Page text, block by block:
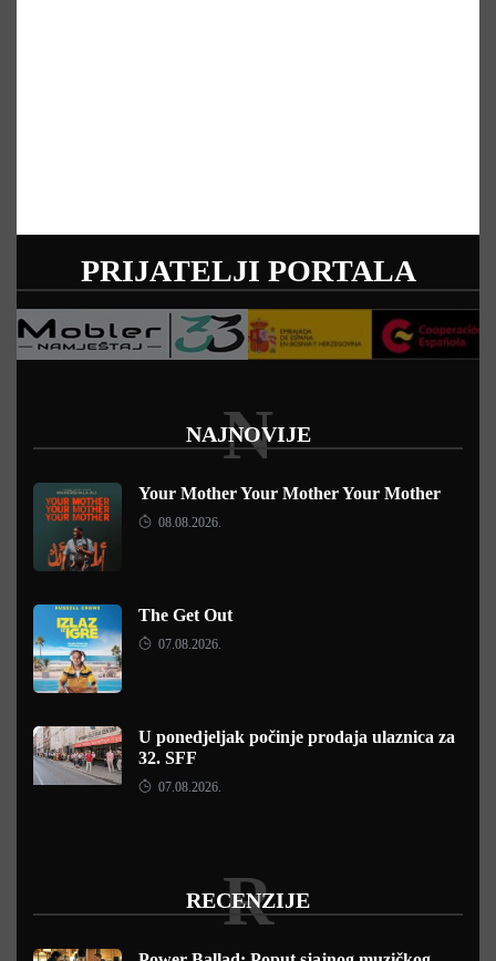
PRIJATELJI PORTALA
NAJNOVIJE
N
Your Mother Your Mother Your Mother
08.08.2026.
The Get Out
07.08.2026.
U ponedjeljak počinje prodaja ulaznica za
32. SFF
07.08.2026.
RECENZIJE
R